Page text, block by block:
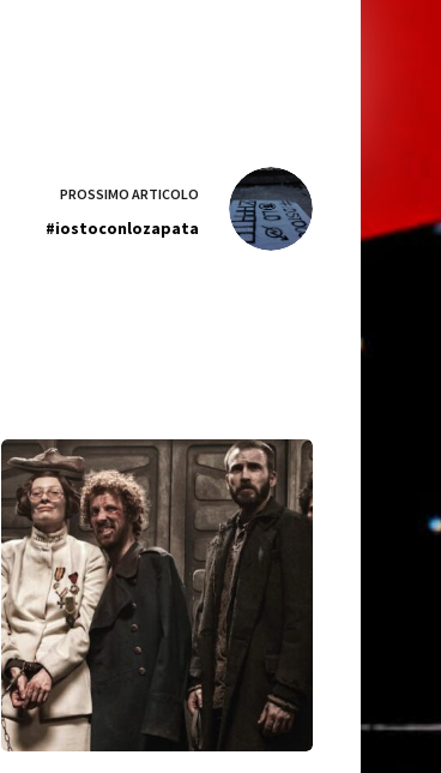
PROSSIMO ARTICOLO
#iostoconlozapata